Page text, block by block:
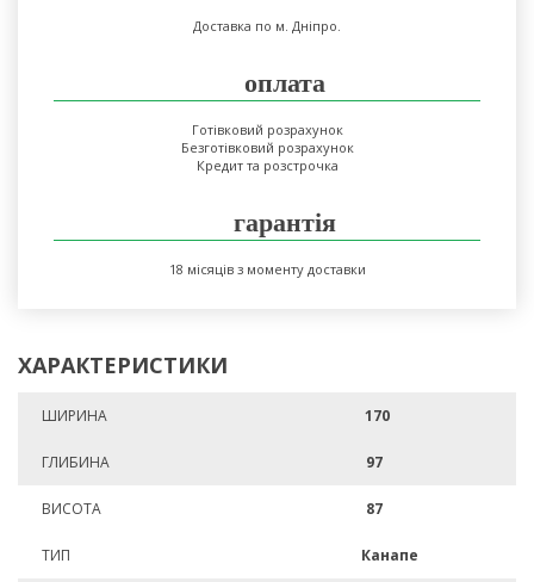
Доставка по м. Дніпро.
оплата
Готівковий розрахунок
Безготівковий розрахунок
Кредит та розстрочка
гарантія
18 місяців з моменту доставки
ХАРАКТЕРИСТИКИ
ШИРИНА 170
ГЛИБИНА 97
ВИСОТА 87
ТИП Канапе